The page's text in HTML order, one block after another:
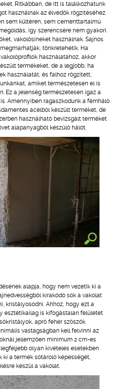
Ritkábban, de itt is találkozhatunk
használnak az élvédők rögzítéséhez.
sem kültéren, sem cementtartalmú
így szerencsére nem gyakori.
vakolósíneket használnak. Sajnos
tönkretehetik. Ha
használatához, akkor
termékeket, de a legjobb, ha
használatát, és falhoz rögzített,
amiket természetesen el is
Ez a jelenség természetesen igaz a
Amennyiben ragaszkodunk a fémháló
acélból készült terméket, de
használható bevizsgált terméket
alapanyagból készülő hálót.
alapja, hogy nem vezetik ki a
kirakódó sók a vakolat
kristályosodni. Ahhoz, hogy ezt a
esztétikailag is kifogástalan felületet
apró fehér szöszök
vastagságban kell felvinni az
jellemzően minimum 2 cm-es
olyan kivételes esetekben
a termék sótároló képességét,
készül a vakolat.